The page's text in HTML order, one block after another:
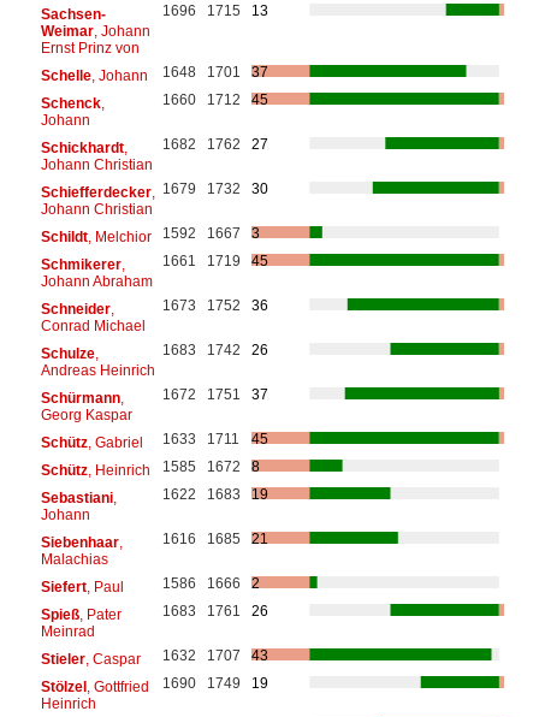
Sachsen-
Weimar, Johann
Ernst Prinz von
1696 1715 13
Schelle, Johann 1648 1701
37
Schenck,
Johann
1660 1712 45
Schickhardt,
Johann Christian
1682 1762 27
Schiefferdecker,
Johann Christian
1679 1732 30
Schildt, Melchior 1592 1667
3
Schmikerer,
Johann Abraham
1661 1719 45
Schneider,
Conrad Michael
1673 1752 36
Schulze,
Andreas Heinrich
1683 1742 26
Schürmann,
Georg Kaspar
1672 1751 37
Schütz, Gabriel 1633 1711
45
Schütz, Heinrich 1585 1672
8
Sebastiani,
Johann
1622 1683 19
Siebenhaar,
Malachias
1616 1685 21
Siefert, Paul 1586 1666
2
Spieß, Pater
Meinrad
1683 1761 26
Stieler, Caspar 1632 1707
43
Stölzel, Gottfried
Heinrich
1690 1749 19